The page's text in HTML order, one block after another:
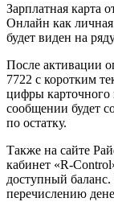
Зарплатная карта
Онлайн как
будет виден на
После активации
7722 с коротким
цифры карточного
сообщении будет
по остатку.
Также на сайте
кабинет «R-
доступный
перечислению